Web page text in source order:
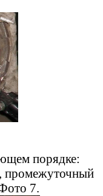
порядке:
промежуточный
7.